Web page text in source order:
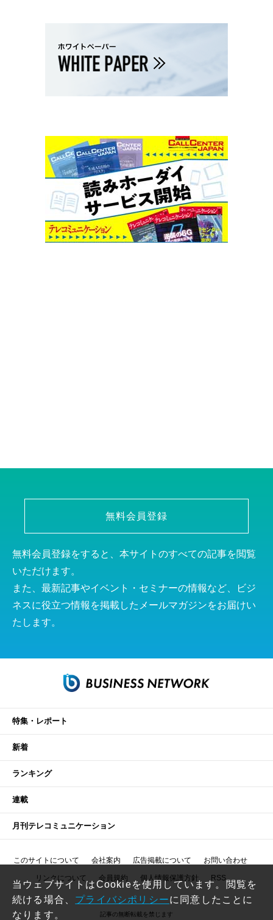
無料会員登録
無料会員登録をすると、本サイトのすべての記事を閲覧
いただけます。
また、最新記事やイベント・セミナーの情報など、ビジ
ネスに役立つ情報を掲載したメールマガジンをお届けい
たします。
特集・レポート
新着
ランキング
連載
月刊テレコミュニケーション
このサイトについて 会社案内 広告掲載について お問い合わせ
リンクについて 会員規約 個人情報保護方針 RSS
記事の無断転載を禁じます
当ウェブサイトはCookieを使用しています。閲覧を
続ける場合、 プライバシポリシーに同意したことに
なります。